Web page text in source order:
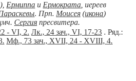
), Ермиппа и Ермократа , иереев
. Прп. Моисея (икона)
Сергия пресвитера.
- VI, 2. Лк., 24 зач., VI, 17-23 . Ряд.:
Мф., 73 зач., XVII, 24 - XVIII, 4.